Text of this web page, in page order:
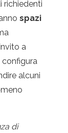
richiedenti
spazi
a
configura
alcuni
di